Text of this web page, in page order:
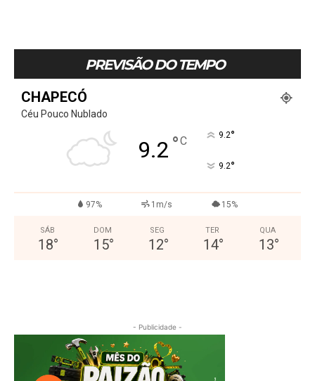
PREVISÃO DO TEMPO
CHAPECÓ
Céu Pouco Nublado
9.2 °C 9.2°
9.2°
97% 1m/s 15%
SÁB
18°
DOM
15°
SEG
12°
TER
14°
QUA
13°
- Publicidade -